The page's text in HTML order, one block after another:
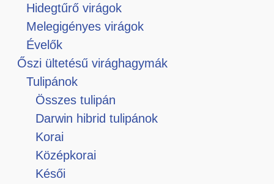
Hidegtűrő virágok
Melegigényes virágok
Évelők
Őszi ültetésű virághagymák
Tulipánok
Összes tulipán
Darwin hibrid tulipánok
Korai
Középkorai
Késői